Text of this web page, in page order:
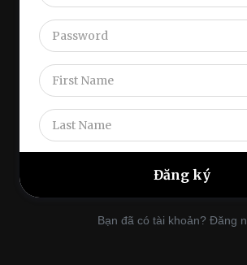
Bạn đã có tài khoản? Đăng